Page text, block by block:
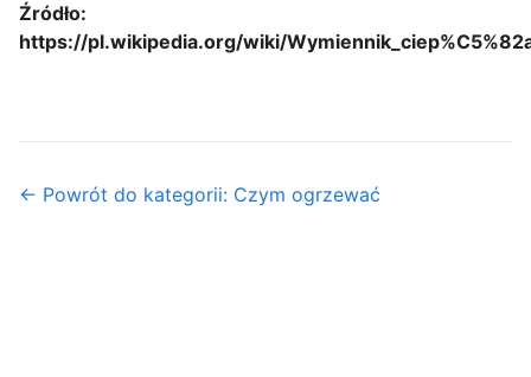
Źródło:
https://pl.wikipedia.org/wiki/
← Powrót do kategorii: Czym ogrzewać